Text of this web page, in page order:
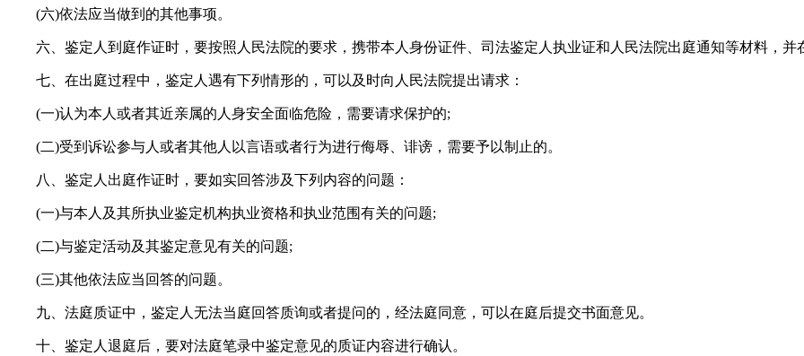
(六)依法应当做到的其他事项。
六、鉴定人到庭作证时，要按照人民法院的要求，携带本人身份证件、司法鉴定人执业证和人民法院出庭通知等材料，并
七、在出庭过程中，鉴定人遇有下列情形的，可以及时向人民法院提出请求：
(一)认为本人或者其近亲属的人身安全面临危险，需要请求保护的;
(二)受到诉讼参与人或者其他人以言语或者行为进行侮辱、诽谤，需要予以制止的。
八、鉴定人出庭作证时，要如实回答涉及下列内容的问题：
(一)与本人及其所执业鉴定机构执业资格和执业范围有关的问题;
(二)与鉴定活动及其鉴定意见有关的问题;
(三)其他依法应当回答的问题。
九、法庭质证中，鉴定人无法当庭回答质询或者提问的，经法庭同意，可以在庭后提交书面意见。
十、鉴定人退庭后，要对法庭笔录中鉴定意见的质证内容进行确认。